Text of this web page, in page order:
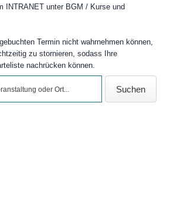
INTRANET unter BGM / Kurse und
Termin nicht wahrnehmen können,
zu stornieren, sodass Ihre
nachrücken können.